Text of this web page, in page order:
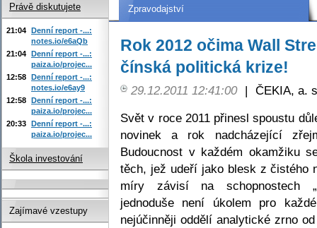
Zpravodajství
Rok 2012 očima Wall
čínská politická krize!
29.12.2011 12:41:00 | ČEKIA, a.
Svět v roce 2011 přinesl spoustu
novinek a rok nadcházející
Budoucnost v každém okamžiku
těch, jež udeří jako blesk z čistého
míry závisí na schopnostech
jednoduše není úkolem pro
nejúčinněji oddělí analytické zrno
Právě diskutujete
21:04 Denní report -...:
notes.io/e6aQb
21:04 Denní report -...:
paiza.io/projec...
12:58 Denní report -...:
notes.io/e6ay9
12:58 Denní report -...:
paiza.io/projec...
20:33 Denní report -...:
paiza.io/projec...
Škola investování
Zajímavé vzestupy